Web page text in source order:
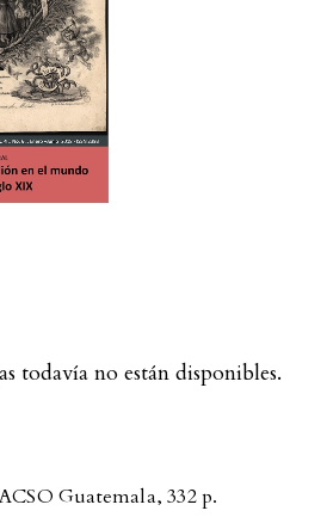
Guatemala, 332 p.
todavía no están disponibles.